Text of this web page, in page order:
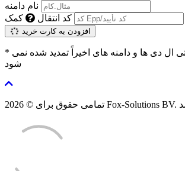
نام دامنه
کد انتقال
کمک
افزودن به کارت خرید
* شامل برخی از تی ال دی ها و دامنه های اخیراً تمدید شده نمی
شود